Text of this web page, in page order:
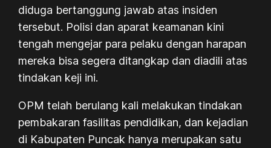
diduga bertanggung jawab atas insiden
tersebut. Polisi dan aparat keamanan kini
tengah mengejar para pelaku dengan harapan
mereka bisa segera ditangkap dan diadili atas
tindakan keji ini.
OPM telah berulang kali melakukan tindakan
pembakaran fasilitas pendidikan, dan kejadian
di Kabupaten Puncak hanya merupakan satu